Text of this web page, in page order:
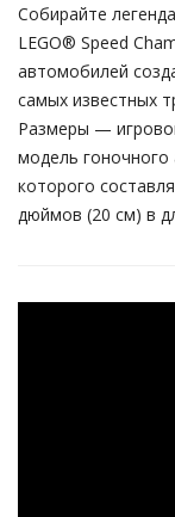
Собирайте
LEGO® Speed
автомобилей
самых известных
Размеры —
модель
которого
дюймов (20 см) в